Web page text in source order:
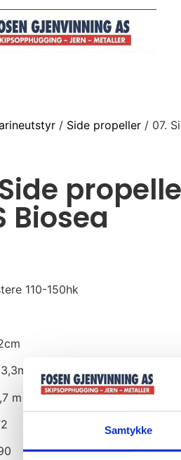
Samtykke
/ Side propeller/ 07.
Biosea
110-150hk
m